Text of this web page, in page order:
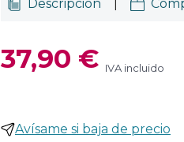
Descripción
37,90 € IVA incluido
Avísame si baja de precio